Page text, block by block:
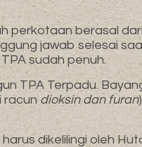
perkotaan berasal
jawab selesai
sudah penuh.
TPA Terpadu.
racun dioksin dan furan
dikelilingi oleh